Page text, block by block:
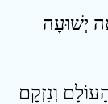
יְשׁוּעָה
וְנִזְקָם